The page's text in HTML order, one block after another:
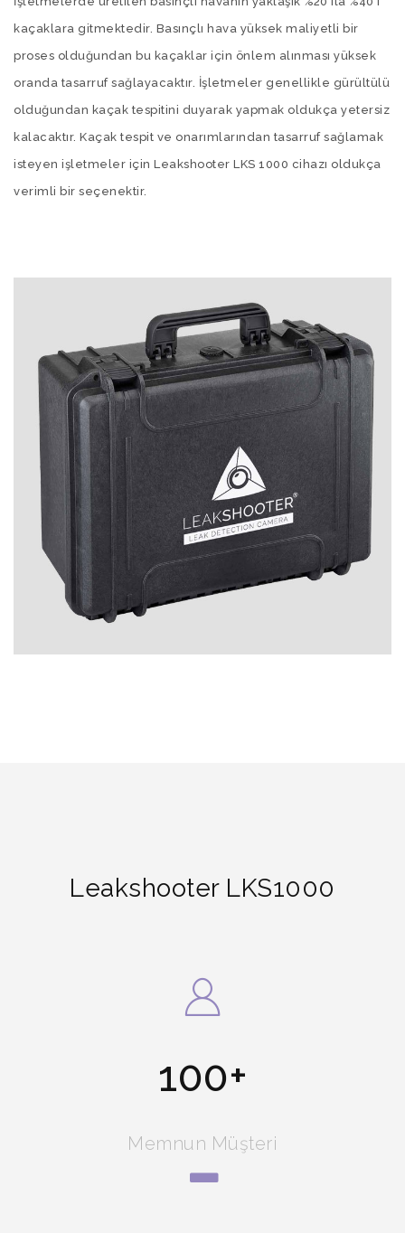
kaçaklara gitmektedir. Basınçlı hava yüksek maliyetli bir
proses olduğundan bu kaçaklar için önlem alınması yüksek
oranda tasarruf sağlayacaktır. İşletmeler genellikle gürültülü
olduğundan kaçak tespitini duyarak yapmak oldukça yetersiz
kalacaktır. Kaçak tespit ve onarımlarından tasarruf sağlamak
isteyen işletmeler için Leakshooter LKS 1000 cihazı oldukça
verimli bir seçenektir.
Leakshooter LKS1000
100
Memnun Müşteri